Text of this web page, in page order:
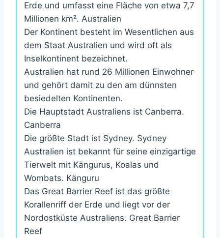
Erde und umfasst eine Fläche von etwa 7,7
Millionen km². Australien
Der Kontinent besteht im Wesentlichen aus
dem Staat Australien und wird oft als
Inselkontinent bezeichnet.
Australien hat rund 26 Millionen Einwohner
und gehört damit zu den am dünnsten
besiedelten Kontinenten.
Die Hauptstadt Australiens ist Canberra.
Canberra
Die größte Stadt ist Sydney. Sydney
Australien ist bekannt für seine einzigartige
Tierwelt mit Kängurus, Koalas und
Wombats. Känguru
Das Great Barrier Reef ist das größte
Korallenriff der Erde und liegt vor der
Nordostküste Australiens. Great Barrier
Reef